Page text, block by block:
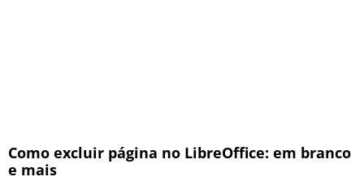
Como excluir página no LibreOffice: em branco
e mais